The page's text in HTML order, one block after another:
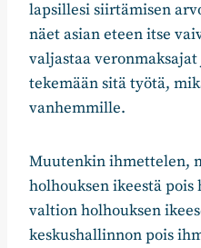
lapsillesi siirtämisen
näet asian eteen itse
valjastaa
tekemään sitä työtä,
vanhemmille.
Muutenkin ihmettelen,
holhouksen ikeestä
valtion holhouksen
keskushallinnon pois